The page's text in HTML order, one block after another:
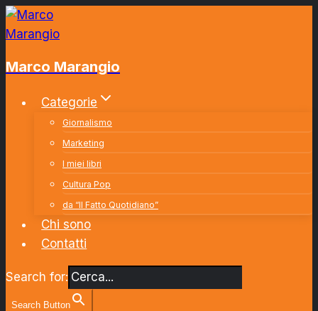
Salta
al
Marco Marangio
Categorie
Giornalismo
Marketing
I miei libri
Cultura Pop
da “Il Fatto Quotidiano”
Chi sono
Contatti
Search for:
Search Button